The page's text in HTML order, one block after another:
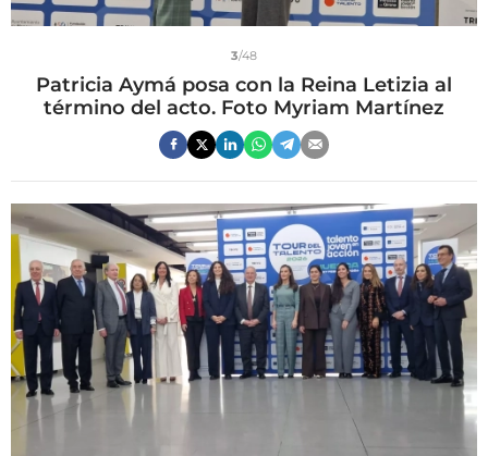
3/48
Patricia Aymá posa con la Reina Letizia al
término del acto. Foto Myriam Martínez